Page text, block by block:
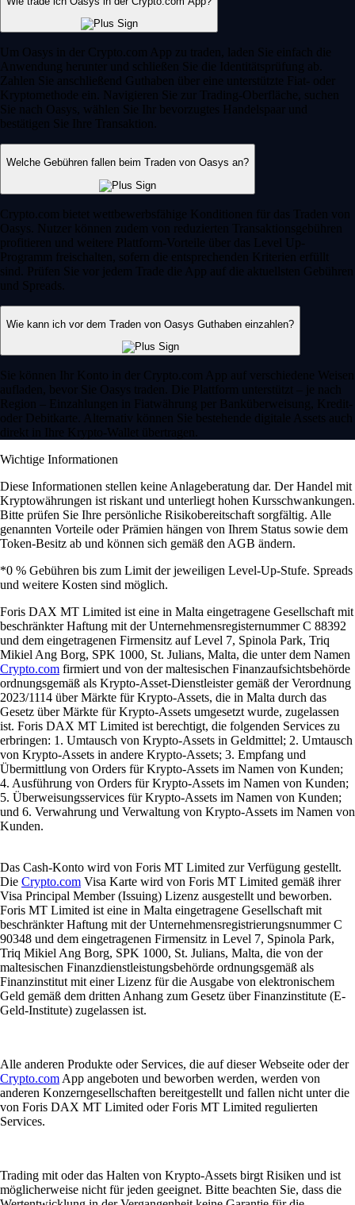
Um Oasys in der Crypto.com App zu traden, laden Sie einfach die
Anwendung herunter und schließen Sie die Identitätsprüfung ab.
Zahlen Sie anschließend Guthaben über eine unterstützte Fiat- oder
Kryptomethode ein. Navigieren Sie zur Trading-Oberfläche, suchen
Sie nach Oasys, wählen Sie Ihr bevorzugtes Handelspaar und
bestätigen Sie Ihre Transaktion.
Welche Gebühren fallen beim Traden von Oasys an?
Crypto.com bietet wettbewerbsfähige Konditionen für das Traden von
Oasys. Nutzer können zudem von reduzierten Transaktionsgebühren
profitieren und weitere Plattform-Vorteile über das Level Up-
Programm freischalten, sofern die entsprechenden Kriterien erfüllt
sind. Prüfen Sie vor jedem Trade die App auf die aktuellsten Gebühren
und Spreads.
Wie kann ich vor dem Traden von Oasys Guthaben einzahlen?
Sie können Ihr Konto in der Crypto.com App auf verschiedene Weisen
aufladen, bevor Sie Oasys traden. Die Plattform unterstützt – je nach
Region – Einzahlungen in Fiatwährung per Banküberweisung, Kredit-
oder Debitkarte. Alternativ können Sie bestehende digitale Assets auch
direkt in Ihre Krypto-Wallet übertragen.
Wichtige Informationen
Diese Informationen stellen keine Anlageberatung dar. Der Handel mit
Kryptowährungen ist riskant und unterliegt hohen Kursschwankungen.
Bitte prüfen Sie Ihre persönliche Risikobereitschaft sorgfältig. Alle
genannten Vorteile oder Prämien hängen von Ihrem Status sowie dem
Token-Besitz ab und können sich gemäß den AGB ändern.
*0 % Gebühren bis zum Limit der jeweiligen Level-Up-Stufe. Spreads
und weitere Kosten sind möglich.
Foris DAX MT Limited ist eine in Malta eingetragene Gesellschaft mit
beschränkter Haftung mit der Unternehmensregisternummer C 88392
und dem eingetragenen Firmensitz auf Level 7, Spinola Park, Triq
Mikiel Ang Borg, SPK 1000, St. Julians, Malta, die unter dem Namen
Crypto.com firmiert und von der maltesischen Finanzaufsichtsbehörde
ordnungsgemäß als Krypto-Asset-Dienstleister gemäß der Verordnung
2023/1114 über Märkte für Krypto-Assets, die in Malta durch das
Gesetz über Märkte für Krypto-Assets umgesetzt wurde, zugelassen
ist. Foris DAX MT Limited ist berechtigt, die folgenden Services zu
erbringen: 1. Umtausch von Krypto-Assets in Geldmittel; 2. Umtausch
von Krypto-Assets in andere Krypto-Assets; 3. Empfang und
Übermittlung von Orders für Krypto-Assets im Namen von Kunden;
4. Ausführung von Orders für Krypto-Assets im Namen von Kunden;
5. Überweisungsservices für Krypto-Assets im Namen von Kunden;
und 6. Verwahrung und Verwaltung von Krypto-Assets im Namen von
Kunden.
Das Cash-Konto wird von Foris MT Limited zur Verfügung gestellt.
Die Crypto.com Visa Karte wird von Foris MT Limited gemäß ihrer
Visa Principal Member (Issuing) Lizenz ausgestellt und beworben.
Foris MT Limited ist eine in Malta eingetragene Gesellschaft mit
beschränkter Haftung mit der Unternehmensregistrierungsnummer C
90348 und dem eingetragenen Firmensitz in Level 7, Spinola Park,
Triq Mikiel Ang Borg, SPK 1000, St. Julians, Malta, die von der
maltesischen Finanzdienstleistungsbehörde ordnungsgemäß als
Finanzinstitut mit einer Lizenz für die Ausgabe von elektronischem
Geld gemäß dem dritten Anhang zum Gesetz über Finanzinstitute (E-
Geld-Institute) zugelassen ist.
Alle anderen Produkte oder Services, die auf dieser Webseite oder der
Crypto.comApp angeboten und beworben werden, werden von
anderen Konzerngesellschaften bereitgestellt und fallen nicht unter die
von Foris DAX MT Limited oder Foris MT Limited regulierten
Services.
Trading mit oder das Halten von Krypto-Assets birgt Risiken und ist
möglicherweise nicht für jeden geeignet. Bitte beachten Sie, dass die